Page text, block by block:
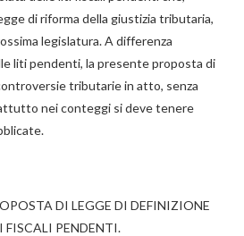
di riforma della giustizia tributaria,
legislatura. A differenza
liti pendenti, la presente proposta di
tributarie in atto, senza
nei conteggi si deve tenere
DI LEGGE DI DEFINIZIONE
FISCALI PENDENTI.